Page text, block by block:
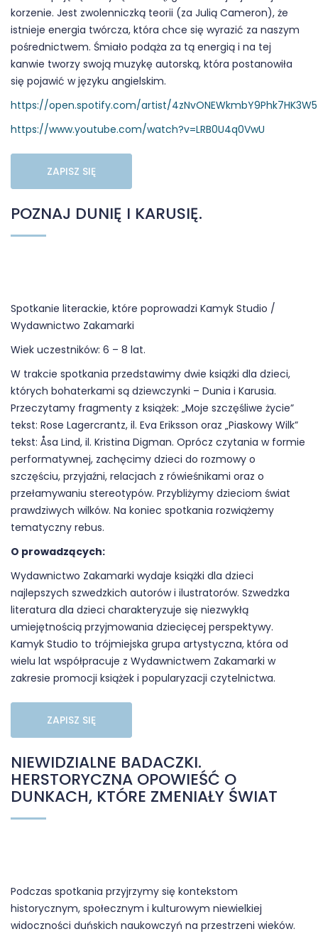
korzenie. Jest zwolenniczką teorii (za Julią Cameron), że
istnieje energia twórcza, która chce się wyrazić za naszym
pośrednictwem. Śmiało podąża za tą energią i na tej
kanwie tworzy swoją muzykę autorską, która postanowiła
się pojawić w języku angielskim.
https://open.spotify.com/artist/4zNvONEWkmbY9Phk7HK3W5
https://www.youtube.com/watch?v=LRB0U4q0VwU
ZAPISZ SIĘ
POZNAJ DUNIĘ I KARUSIĘ.
Spotkanie literackie, które poprowadzi Kamyk Studio /
Wydawnictwo Zakamarki
Wiek uczestników: 6 – 8 lat.
W trakcie spotkania przedstawimy dwie książki dla dzieci,
których bohaterkami są dziewczynki – Dunia i Karusia.
Przeczytamy fragmenty z książek: „Moje szczęśliwe życie”
tekst: Rose Lagercrantz, il. Eva Eriksson oraz „Piaskowy Wilk”
tekst: Åsa Lind, il. Kristina Digman. Oprócz czytania w formie
performatywnej, zachęcimy dzieci do rozmowy o
szczęściu, przyjaźni, relacjach z rówieśnikami oraz o
przełamywaniu stereotypów. Przybliżymy dzieciom świat
prawdziwych wilków. Na koniec spotkania rozwiążemy
tematyczny rebus.
O prowadzących:
Wydawnictwo Zakamarki wydaje książki dla dzieci
najlepszych szwedzkich autorów i ilustratorów. Szwedzka
literatura dla dzieci charakteryzuje się niezwykłą
umiejętnością przyjmowania dziecięcej perspektywy.
Kamyk Studio to trójmiejska grupa artystyczna, która od
wielu lat współpracuje z Wydawnictwem Zakamarki w
zakresie promocji książek i popularyzacji czytelnictwa.
ZAPISZ SIĘ
NIEWIDZIALNE BADACZKI.
HERSTORYCZNA OPOWIEŚĆ O
DUNKACH, KTÓRE ZMENIAŁY ŚWIAT
Podczas spotkania przyjrzymy się kontekstom
historycznym, społecznym i kulturowym niewielkiej
widoczności duńskich naukowczyń na przestrzeni wieków.